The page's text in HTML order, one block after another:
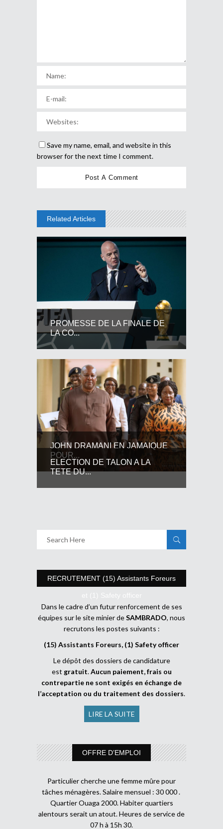
Save my name, email, and website in this
browser for the next time I comment.
Related Articles
PROMESSE DE LA FINALE DE
LA CO...
JOHN DRAMANI EN JAMAIQUE
POUR...
ELECTION DE TALON A LA
TETE DU...
RECRUTEMENT (15) Assistants Foreurs
et (1) Safety officer
Dans le cadre d’un futur renforcement de ses
équipes sur le site minier deSAMBRADO, nous
recrutons les postes suivants :
(15) Assistants Foreurs, (1) Safety officer
Le dépôt des dossiers de candidature
est gratuit.Aucun paiement, frais ou
contrepartie ne sont exigés en échange de
l’acceptation ou du traitement des dossiers.
LIRE LA SUITE
OFFRE D’EMPLOI
Particulier cherche une femme mûre pour
tâches ménagères. Salaire mensuel : 30 000 .
Quartier Ouaga 2000. Habiter quartiers
alentours serait un atout. Heures de service de
07 h à 15h 30.